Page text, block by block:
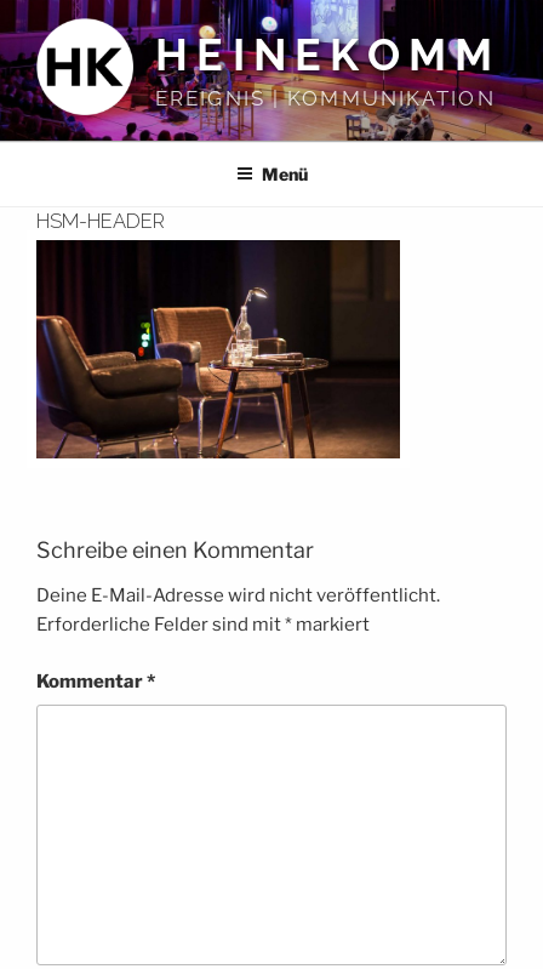
Inhalt
springen
HEINEKOMM
EREIGNIS | KOMMUNIKATION
Menü
HSM-HEADER
Schreibe einen Kommentar
Deine E-Mail-Adresse wird nicht veröffentlicht.
Erforderliche Felder sind mit* markiert
Kommentar*